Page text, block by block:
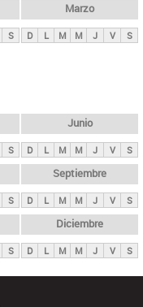
S
Marzo
D L M M J V S
S
Junio
D L M M J V S
S
Septiembre
D L M M J V S
S
Diciembre
D L M M J V S